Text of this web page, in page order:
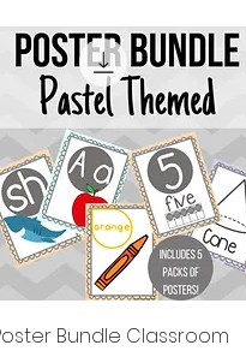
العرض السريع
Bundle Classroom